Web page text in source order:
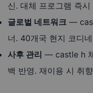
신. 대체 프로그램 즉
글로벌 네트워크 —
너. 40개국 현지 코디
사후 관리 — castle h
백 반영. 재이용 시 취